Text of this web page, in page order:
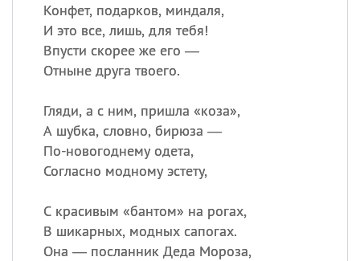
Конфет, подарков, миндаля,
И это все, лишь, для тебя!
Впусти скорее же его —
Отныне друга твоего.
Гляди, а с ним, пришла «коза»,
А шубка, словно, бирюза —
По-новогоднему одета,
Согласно модному эстету,
С красивым «бантом» на рогах,
В шикарных, модных сапогах.
Она — посланник Деда Мороза,